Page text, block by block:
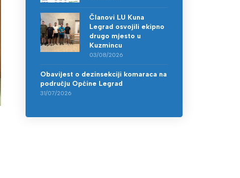
Članovi LU Kuna
Legrad osvojili ekipno
drugo mjesto u
Kuzmincu
03/08/2026
Obavijest o dezinsekciji komaraca na
području Općine Legrad
31/07/2026